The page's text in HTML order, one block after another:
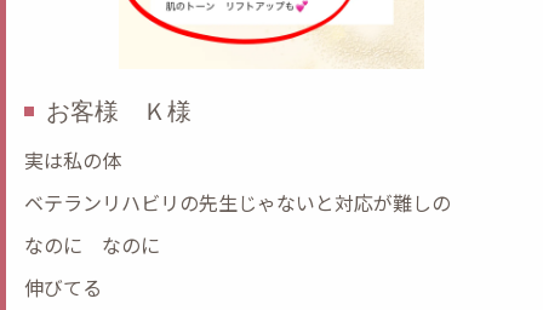
お客様 Ｋ様
実は私の体
ベテランリハビリの先生じゃないと対応が難しの
なのに なのに
伸びてる